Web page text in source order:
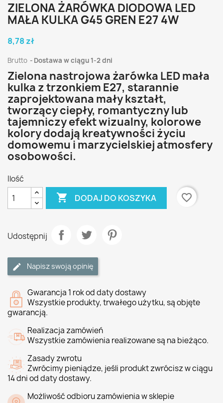
ZIELONA ŻARÓWKA DIODOWA LED
MAŁA KULKA G45 GREN E27 4W
8,78 zł
Brutto Dostawa w ciągu 1-2 dni
Zielona nastrojowa żarówka LED mała
kulka z trzonkiem E27, starannie
zaprojektowana mały kształt,
tworzący ciepły, romantyczny lub
tajemniczy efekt wizualny, kolorowe
kolory dodają kreatywności życiu
domowemu i marzycielskiej atmosfery
osobowości.
Ilość
 DODAJ DO KOSZYKA favorite_border
Udostępnij
Napisz swoją opinię
Gwarancja 1 rok od daty dostawy
Wszystkie produkty, trwałego użytku, są objęte
gwarancją.
Realizacja zamówień
Wszystkie zamówienia realizowane są na bieżąco.
Zasady zwrotu
Zwrócimy pieniądze, jeśli produkt zwrócisz w ciągu
14 dni od daty dostawy.
Możliwość odbioru zamówienia w sklepie